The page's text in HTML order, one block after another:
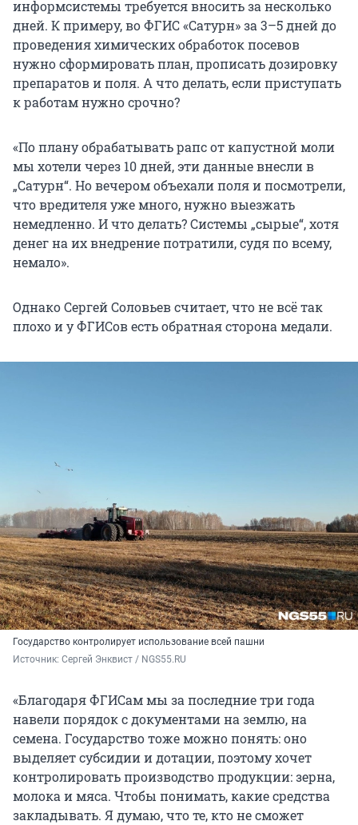
информсистемы требуется вносить за несколько
дней. К примеру, во ФГИС «Сатурн» за 3–5 дней до
проведения химических обработок посевов
нужно сформировать план, прописать дозировку
препаратов и поля. А что делать, если приступать
к работам нужно срочно?
«По плану обрабатывать рапс от капустной моли
мы хотели через 10 дней, эти данные внесли в
„Сатурн“. Но вечером объехали поля и посмотрели,
что вредителя уже много, нужно выезжать
немедленно. И что делать? Системы „сырые“, хотя
денег на их внедрение потратили, судя по всему,
немало».
Однако Сергей Соловьев считает, что не всё так
плохо и у ФГИСов есть обратная сторона медали.
Государство контролирует использование всей пашни
Источник: Сергей Энквист / NGS55.RU
«Благодаря ФГИСам мы за последние три года
навели порядок с документами на землю, на
семена. Государство тоже можно понять: оно
выделяет субсидии и дотации, поэтому хочет
контролировать производство продукции: зерна,
молока и мяса. Чтобы понимать, какие средства
закладывать. Я думаю, что те, кто не сможет